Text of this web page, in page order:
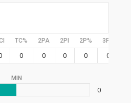
TC% 2PA 2PI 2P% 3PA
0 0 0 0 0
MIN
0